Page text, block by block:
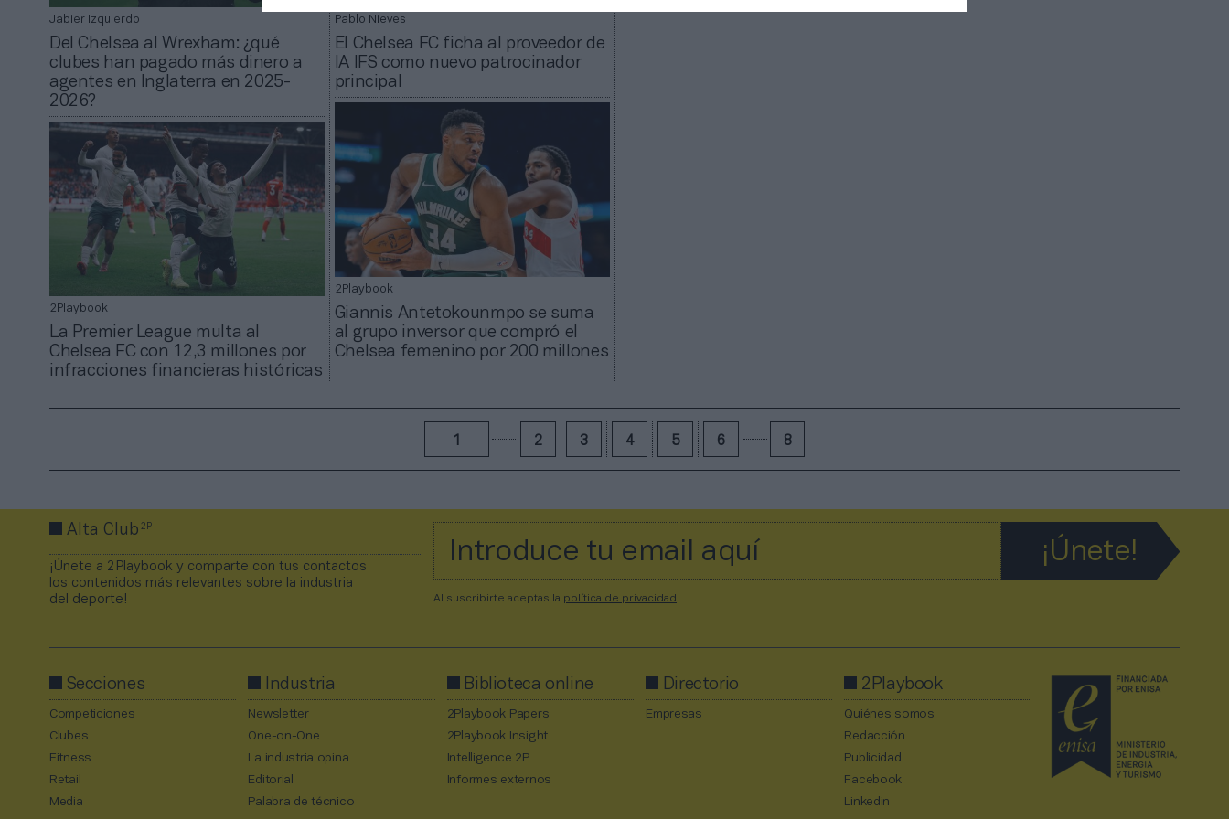
Jabier Izquierdo
Del Chelsea al Wrexham: ¿qué
clubes han pagado más dinero a
agentes en Inglaterra en 2025-
2026?
2Playbook
La Premier League multa al
Chelsea FC con 12,3 millones por
infracciones financieras históricas
Pablo Nieves
El Chelsea FC ficha al proveedor de
IA IFS como nuevo patrocinador
principal
2Playbook
Giannis Antetokounmpo se suma
al grupo inversor que compró el
Chelsea femenino por 200 millones
2 3 4 5 6 8
Alta Club2P
¡Únete a 2Playbook y comparte con tus contactos
los contenidos más relevantes sobre la industria
del deporte!
Al suscribirte aceptas la política de privacidad
Secciones
Competiciones
Clubes
Fitness
Retail
Media
Industria
Newsletter
One-on-One
La industria opina
Editorial
Palabra de técnico
Biblioteca online
2Playbook Papers
2Playbook Insight
Intelligence 2P
Informes externos
Directorio
Empresas
2Playbook
Quiénes somos
Redacción
Publicidad
Facebook
Linkedin